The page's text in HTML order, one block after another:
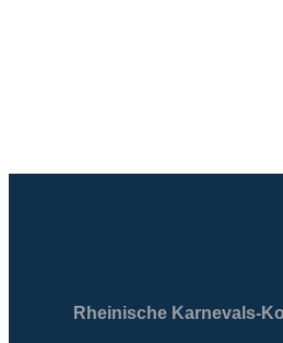
Rheinische Karnevals-